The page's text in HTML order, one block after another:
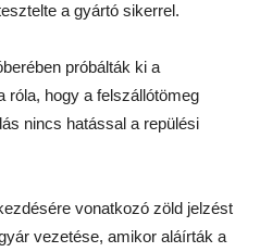
a gyártó sikerrel.
próbálták ki a
róla, hogy a felszállótömeg
nincs hatással a repülési
vonatkozó zöld jelzést
vezetése, amikor aláírták a